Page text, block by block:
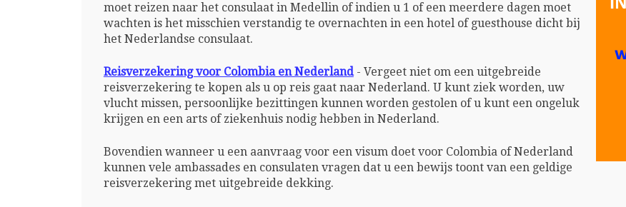
moet reizen naar het consulaat in Medellin of indien u 1 of een meerdere dagen moet
wachten is het misschien verstandig te overnachten in een hotel of guesthouse dicht bij
het Nederlandse consulaat.
Reisverzekering voor Colombia en Nederland- Vergeet niet om een uitgebreide
reisverzekering te kopen als u op reis gaat naar Nederland. U kunt ziek worden, uw
vlucht missen, persoonlijke bezittingen kunnen worden gestolen of u kunt een ongeluk
krijgen en een arts of ziekenhuis nodig hebben in Nederland.
Bovendien wanneer u een aanvraag voor een visum doet voor Colombia of Nederland
kunnen vele ambassades en consulaten vragen dat u een bewijs toont van een geldige
reisverzekering met uitgebreide dekking.